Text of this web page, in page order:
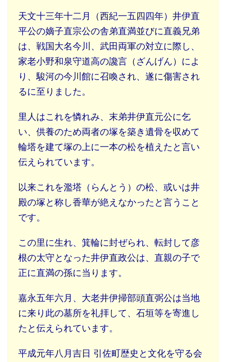
天文十三年十二月（西紀一五四四年）井伊直
平公の嫡子直宗公の舎弟直満並びに直義兄弟
は、戦国大名今川、武田両軍の対立に際し、
家老小野和泉守道高の讒言（ざんげん）によ
り、駿河の今川館に召喚され、遂に傷害され
るに至りました。
里人はこれを憐れみ、末弟井伊直元公に乞
い、供養のため両者の塚を築き遺骨を収めて
輪塔を建て塚の上に一本の松を植えたと言い
伝えられています。
以来これを濫塔（らんとう）の松、或いは井
殿の塚と称し香華が絶えなかったと言うこと
です。
この里に生れ、箕輪に封ぜられ、転封して彦
根の太守となった井伊直政公は、直親の子で
正に直満の孫に当ります。
嘉永五年六月、大老井伊掃部頭直弼公は当地
に来り此の墓所を礼拝して、石垣等を寄進し
たと伝えられています。
平成元年八月吉日 引佐町歴史と文化を守る会